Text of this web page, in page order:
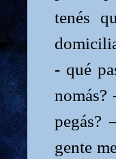
tenés
- qué
nomás?
pegás?
gente